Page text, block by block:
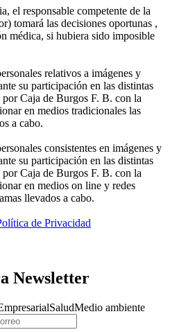
el responsable competente de la
tomará las decisiones oportunas ,
médica, si hubiera sido imposible
relativos a imágenes y
su participación en las distintas
por Caja de Burgos F. B. con la
en medios tradicionales las
a cabo.
consistentes en imágenes y
su participación en las distintas
por Caja de Burgos F. B. con la
en medios on line y redes
llevados a cabo.
de Privacidad
Newsletter
SaludMedio ambiente